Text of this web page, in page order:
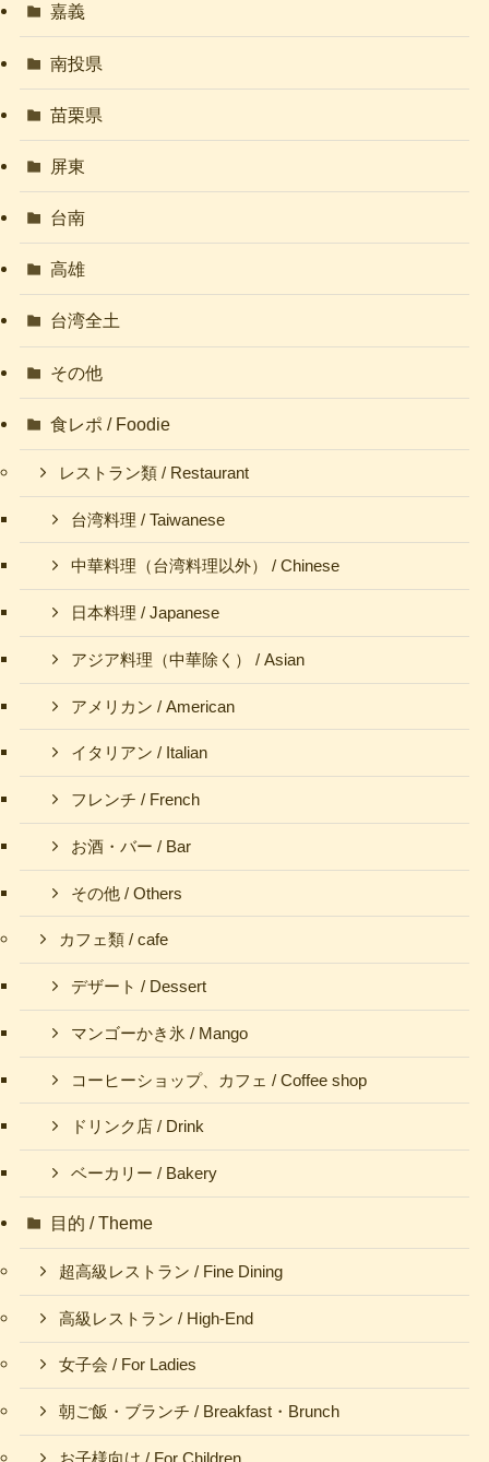
嘉義
南投県
苗栗県
屏東
台南
高雄
台湾全土
その他
食レポ / Foodie
レストラン類 / Restaurant
台湾料理 / Taiwanese
中華料理（台湾料理以外） / Chinese
日本料理 / Japanese
アジア料理（中華除く） / Asian
アメリカン / American
イタリアン / Italian
フレンチ / French
お酒・バー / Bar
その他 / Others
カフェ類 / cafe
デザート / Dessert
マンゴーかき氷 / Mango
コーヒーショップ、カフェ / Coffee shop
ドリンク店 / Drink
ベーカリー / Bakery
目的 / Theme
超高級レストラン / Fine Dining
高級レストラン / High-End
女子会 / For Ladies
朝ご飯・ブランチ / Breakfast・Brunch